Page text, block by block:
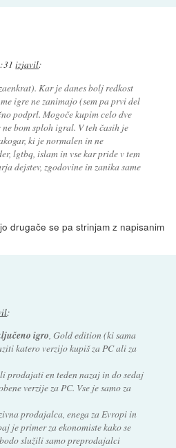
izjavil:
Kar je danes bolj redkost
igre ne zanimajo (sem pa prvi del
podprl. Mogoče kupim celo dve
bom sploh igral. V teh časih je
ki je normalen in ne
lgtbq, islam in vse kar pride v tem
dejstev, zgodovine in zanika same
drugače se pa strinjam z napisanim
:
igro, Gold edition (ki sama
katero verzijo kupiš za PC ali za
prodajati en teden nazaj in do sedaj
verzije za PC. Vse je samo za
prodajalca, enega za Evropi in
je primer za ekonomiste kako se
služili samo preprodajalci